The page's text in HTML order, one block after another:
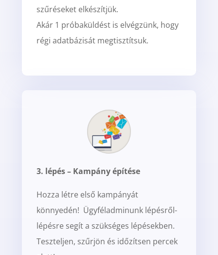
szűréseket elkészítjük.
Akár 1 próbaküldést is elvégzünk, hogy
régi adatbázisát megtisztítsuk.
3. lépés – Kampány építése
Hozza létre első kampányát
könnyedén! Ügyféladminunk lépésről-
lépésre segít a szükséges lépésekben.
Teszteljen, szűrjön és időzítsen percek